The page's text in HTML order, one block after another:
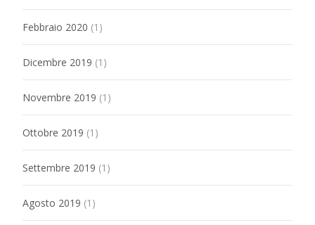
Febbraio 2020 (1)
Dicembre 2019 (1)
Novembre 2019 (1)
Ottobre 2019 (1)
Settembre 2019 (1)
Agosto 2019 (1)